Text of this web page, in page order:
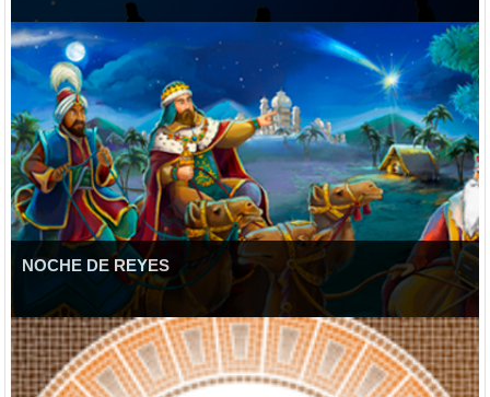
NOCHE DE REYES